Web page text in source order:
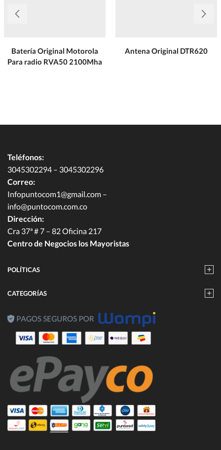
Batería Original Motorola
Para radio RVA50 2100Mha
Antena Original DTR620
Teléfonos:
3045302294 – 3045302296
Correo:
Infopuntocom1@gmail.com –
info@puntocom.com.co
Dirección:
Cra 37ª # 7 – 82 Oficina 217
Centro de Negocios los Mayoristas
POLÍTICAS
CATEGORÍAS